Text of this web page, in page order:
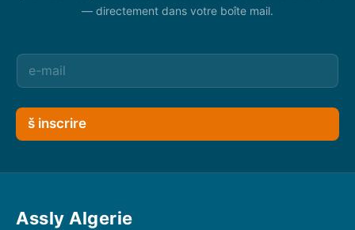
— directement dans votre boîte mail.
š inscrire
Assly Algerie